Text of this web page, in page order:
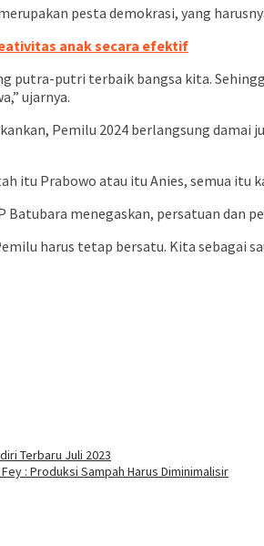
pesta demokrasi, yang
anak secara efektif
putra-putri terbaik bangsa kita.
ujarnya.
Pemilu 2024 berlangsung
itu Prabowo atau itu Anies, semua itu
Batubara menegaskan, persatuan dan
harus tetap bersatu. Kita sebagai
Terbaru Juli 2023
: Produksi Sampah Harus Diminimalisir